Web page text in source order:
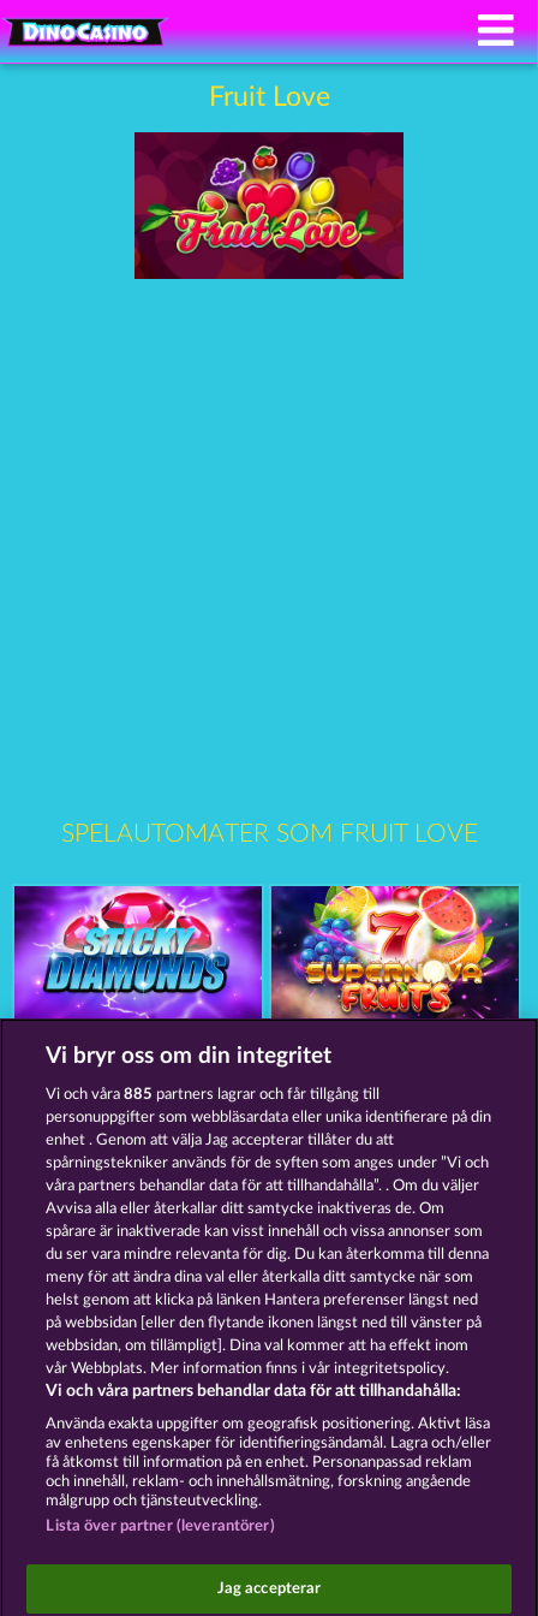
Fruit Love
SPELAUTOMATER SOM FRUIT LOVE
Sticky Diamonds
Blazing Star Back to the Fruits RoAR
Användarvillkor Sekretesspolicy Avtryck
Om Företaget FAQ Facebook Blogg
Skicka in en begäran om att ångra köpet
Sociala casinospel är endast avsedda för
underhållningsändamål och har absolut inget
Vi bryr oss om din integritet
Vi och våra885 partners lagrar och får tillgång till
personuppgifter som webbläsardata eller unika identifierare på din
enhet . Genom att välja Jag accepterar tillåter du att
spårningstekniker används för de syften som anges under ”Vi och
våra partners behandlar data för att tillhandahålla”. . Om du väljer
Avvisa alla eller återkallar ditt samtycke inaktiveras de. Om
spårare är inaktiverade kan visst innehåll och vissa annonser som
du ser vara mindre relevanta för dig. Du kan återkomma till denna
meny för att ändra dina val eller återkalla ditt samtycke när som
helst genom att klicka på länken Hantera preferenser längst ned
på webbsidan [eller den flytande ikonen längst ned till vänster på
webbsidan, om tillämpligt]. Dina val kommer att ha effekt inom
vår Webbplats. Mer information finns i vår integritetspolicy.
Vi och våra partners behandlar data för att tillhandahålla:
Använda exakta uppgifter om geografisk positionering. Aktivt läsa
av enhetens egenskaper för identifieringsändamål. Lagra och/eller
få åtkomst till information på en enhet. Personanpassad reklam
och innehåll, reklam- och innehållsmätning, forskning angående
målgrupp och tjänsteutveckling.
Lista över partner (leverantörer)
Jag accepterar